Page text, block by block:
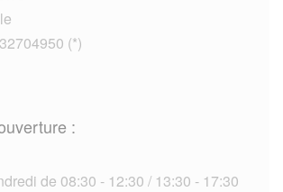
(*)
:
de 08:30 - 12:30 / 13:30 - 17:30